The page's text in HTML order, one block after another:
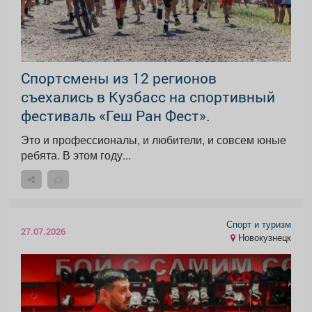
Спортсмены из 12 регионов
съехались в Кузбасс на спортивный
фестиваль «Геш Ран Фест».
Это и профессионалы, и любители, и совсем юные
ребята. В этом году...
27.07.2026
Спорт и туризм
Новокузнецк